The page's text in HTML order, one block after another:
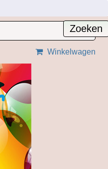
Winkelwagen